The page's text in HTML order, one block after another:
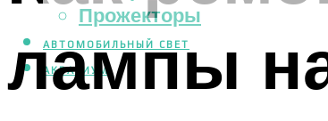
Прожекторы
АВТОМОБИЛЬНЫЙ СВЕТ
АКВАРИУМ
лампы